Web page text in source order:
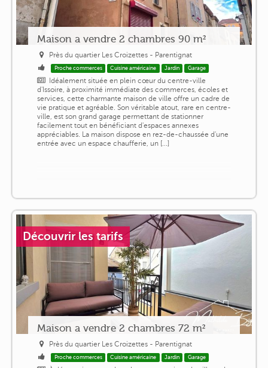
Maison a vendre 2 chambres 90 m²
Près du quartier Les Croizettes - Parentignat
Proche commerces Cuisine américaine Jardin Garage
Idéalement située en plein cœur du centre-ville
d'Issoire, à proximité immédiate des commerces, écoles et
services, cette charmante maison de ville offre un cadre de
vie pratique et agréable. Son véritable atout, rare en centre-
ville, est son grand garage permettant de stationner
facilement tout en bénéficiant d'espaces annexes
appréciables. La maison dispose en rez-de-chaussée d'une
entrée avec un espace chaufferie, un [...]
Découvrir les tarifs
Maison a vendre 2 chambres 72 m²
Près du quartier Les Croizettes - Parentignat
Proche commerces Cuisine américaine Jardin Garage